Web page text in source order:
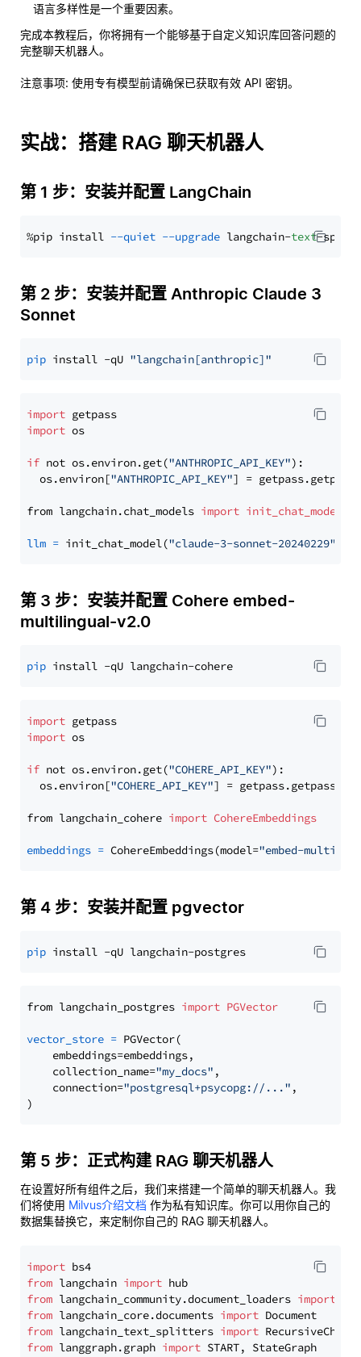
语言多样性是一个重要因素。
完成本教程后，你将拥有一个能够基于自定义知识库回答问题的
完整聊天机器人。
注意事项: 使用专有模型前请确保已获取有效 API 密钥。
实战：搭建 RAG 聊天机器人
第 1 步：安装并配置 LangChain
%pip install --quiet --upgrade langchain-text
第 2 步：安装并配置 Anthropic Claude 3
Sonnet
pip install -qU "langchain[anthropic]"
import
import os
if not os.environ.get("ANTHROPIC_API_KEY"):
  os.environ[
"ANTHROPIC_API_KEY"] = getpass.getpass(
from langchain.chat_models import init_chat_model
llm = init_chat_model("claude-3-sonnet-20240229"
第 3 步：安装并配置 Cohere embed-
multilingual-v2.0
pip
import
import os
if not os.environ.get("COHERE_API_KEY"):
  os.environ[
"COHERE_API_KEY"] = getpass.getpass(
from langchain_cohere import CohereEmbeddings
embeddings = CohereEmbeddings(model="embed-
第 4 步：安装并配置 pgvector
pip
from langchain_postgres import PGVector
vector_store = PGVector(
    embeddings=embeddings,
    collection_name=
"my_docs" ,
    connection=
"postgresql+psycopg://..." ,
第 5 步：正式构建 RAG 聊天机器人
在设置好所有组件之后，我们来搭建一个简单的聊天机器人。我
们将使用 Milvus介绍文档 作为私有知识库。你可以用你自己的
数据集替换它，来定制你自己的 RAG 聊天机器人。
import
from langchain import
from langchain_community.document_loaders import
from langchain_core.documents import
from langchain_text_splitters import
from langgraph.graph import